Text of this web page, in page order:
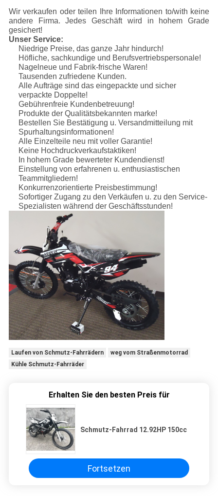
Wir verkaufen oder teilen Ihre Informationen to/with keine
andere Firma. Jedes Geschäft wird in hohem Grade
gesichert!
Unser Service:
Niedrige Preise, das ganze Jahr hindurch!
Höfliche, sachkundige und Berufsvertriebspersonale!
Nagelneue und Fabrik-frische Waren!
Tausenden zufriedene Kunden.
Alle Aufträge sind das eingepackte und sicher
verpackte Doppelte!
Gebührenfreie Kundenbetreuung!
Produkte der Qualitätsbekannten marke!
Bestellen Sie Bestätigung u. Versandmitteilung mit
Spurhaltungsinformationen!
Alle Einzelteile neu mit voller Garantie!
Keine Hochdruckverkaufstaktiken!
In hohem Grade bewerteter Kundendienst!
Einstellung von erfahrenen u. enthusiastischen
Teammitgliedern!
Konkurrenzorientierte Preisbestimmung!
Sofortiger Zugang zu den Verkäufen u. zu den Service-
Spezialisten während der Geschäftsstunden!
Laufen von Schmutz-Fahrrädern
weg vom Straßenmotorrad
Kühle Schmutz-Fahrräder
Erhalten Sie den besten Preis für
Schmutz-Fahrrad 12.92HP 150cc
Fortsetzen